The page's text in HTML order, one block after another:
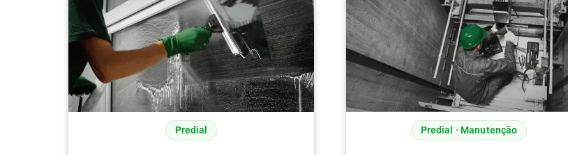
Predial Predial · Manutenção